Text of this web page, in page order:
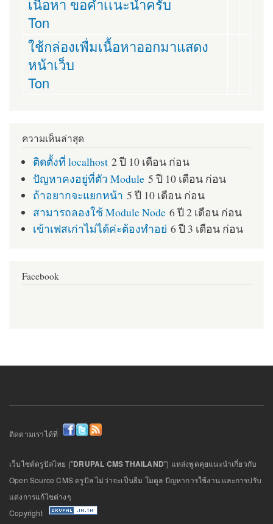
เนื้อหา ขอคำเเนะนำครับ
Ton
ใช้กล่องเพื่มเนื้อหาออกมาแสดง
หน้าเว็บ
Ton
ความเห็นล่าสุด
ติดตั้งที่ localhost 2 ปี 10 เดือน ก่อน
ปัญหาคงอยู่ที่ตัว Module 5 ปี 10 เดือน ก่อน
ถ้าอยากจะแยกหน้า 5 ปี 10 เดือน ก่อน
สามารถลองใช้ Module Node 6 ปี 2 เดือน ก่อน
เข้าเฟสเก่าไม่ได้ค่ะต้องทำอย่ 6 ปี 3 เดือน ก่อน
Facebook
ติดตามเราได้ที่
เว็บไซต์ดรูปัลไทย ("DRUPAL CMS THAILAND") แหล่งพูดคุยแนะนำเกี่ยวกับ
Open Source CMS ดรูปัล ไม่ว่าจะเป็นธีม โมดูล ปัญหาการใช้งาน และการปรับ
แต่งการแก้ไขต่างๆ
Copyright